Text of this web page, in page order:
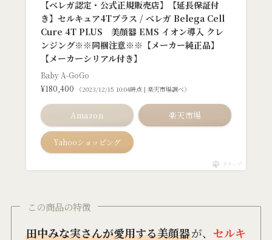
【ベレガ認定・公式正規販売店】【延長保証付
き】セルキュア4Tプラス / ベレガ Belega Cell
Cure 4T PLUS 美顔器 EMS イオン導入 クレ
ンジング※※同梱注意※※【メーカー純正品】
【メーカーシリアル付き】
Baby A-GoGo
¥180,400
（2023/12/15 10:04時点 | 楽天市場調べ）
Amazon 楽天市場
Yahooショッピング
ポチップ
この商品の特徴
田中みな実さんが愛用する美顔器が、セルキ